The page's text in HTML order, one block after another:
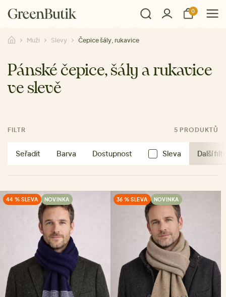
0
Muži Slevy Čepice šály, rukavice
Pánské čepice, šály a rukavice
ve slevě
FILTR 5 PRODUKTŮ
Seřadit Barva Dostupnost Sleva Další
44 % SLEVA NOVINKA 36 % SLEVA NOVINKA